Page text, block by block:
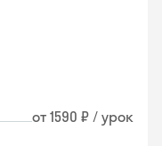
от 1590 ₽ / урок